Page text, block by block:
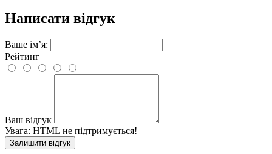
Написати відгук
Ваше ім’я:
Рейтинг
Ваш відгук
Увага: HTML не підтримується!
Залишити відгук